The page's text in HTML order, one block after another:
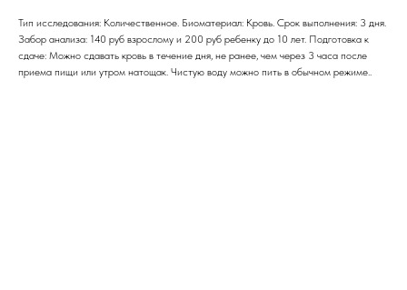
Тип исследования: Количественное. Биоматериал: Кровь. Срок выполнения: 3 дня.
Забор анализа: 140 руб взрослому и 200 руб ребенку до 10 лет. Подготовка к
сдаче: Можно сдавать кровь в течение дня, не ранее, чем через 3 часа после
приема пищи или утром натощак. Чистую воду можно пить в обычном режиме..